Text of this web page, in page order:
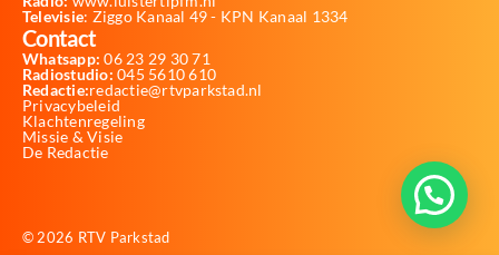
Televisie: Ziggo Kanaal 49 - KPN Kanaal 1334
Contact
Whatsapp: 06 23 29 30 71
Radiostudio: 045 5610 610
Redactie:redactie@rtvparkstad.nl
Privacybeleid
Klachtenregeling
Missie & Visie
De Redactie
© 2026 RTV Parkstad